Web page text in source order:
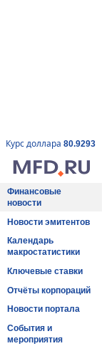
Курс доллара 80.9293
Финансовые
новости
Новости эмитентов
Календарь
макростатистики
Ключевые ставки
Отчёты корпораций
Новости портала
События и
мероприятия